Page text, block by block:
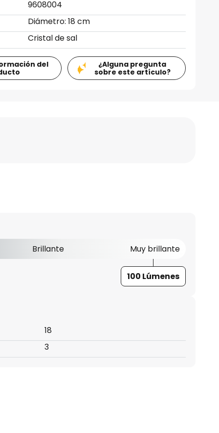
9608004
Diámetro: 18 cm
Cristal de sal
del
¿Alguna pregunta
sobre este artículo?
Brillante Muy brillante
100 Lúmenes
18
3